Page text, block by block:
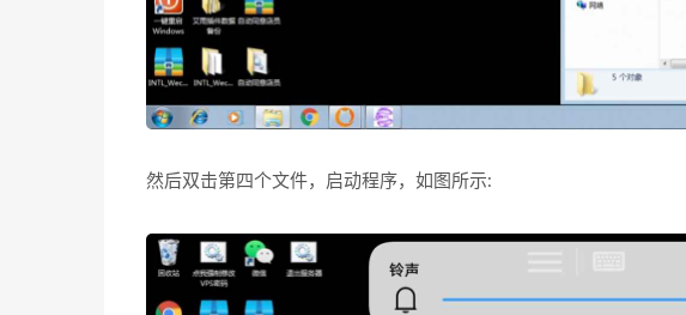
然后双击第四个文件，启动程序，如图所示: